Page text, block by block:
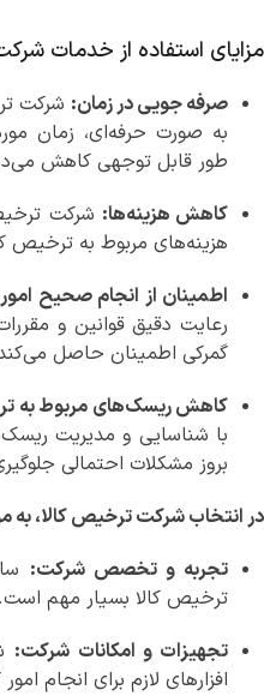
مزایای استفاده از خدمات
صرفه جویی در زمان: شرکت‌
به صورت حرفه‌ای، زمان
طور قابل توجهی کاهش
کاهش هزینه‌ها: شرکت‌
هزینه‌های مربوط به ترخیص
اطمینان از انجام صحیح
رعایت دقیق قوانین و
گمرکی اطمینان حاصل
کاهش ریسک‌های مربوط به
با شناسایی و مدیریت
بروز مشکلات احتمالی
در انتخاب شرکت ترخیص کالا، به
تجربه و تخصص شرکت:
ترخیص کالا بسیار مهم است.
تجهیزات و امکانات شرکت:
افزارهای لازم برای انجام